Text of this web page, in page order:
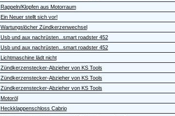
Rappeln/Klopfen aus Motorraum
Ein Neuer stellt sich vor!
Wartungslöcher Zündkerzenwechsel
Usb und aux nachrüsten...smart roadster 452
Usb und aux nachrüsten...smart roadster 452
Lichtmaschine lädt nicht
Zündkerzenstecker-Abzieher von KS Tools
Zündkerzenstecker-Abzieher von KS Tools
Zündkerzenstecker-Abzieher von KS Tools
Motoröl
Heckklappenschloss Cabrio